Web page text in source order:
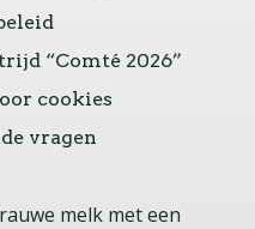
“Comté 2026”
cookies
vragen
melk met een